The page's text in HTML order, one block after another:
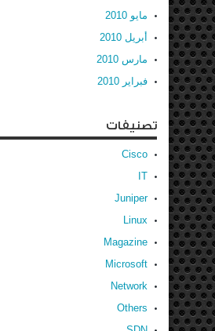
مايو 2010
أبريل 2010
مارس 2010
فبراير 2010
تصنيفات
Cisco
IT
Juniper
Linux
Magazine
Microsoft
Network
Others